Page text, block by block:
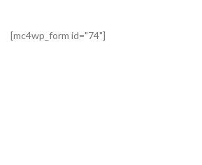
[mc4wp_form id="74"]